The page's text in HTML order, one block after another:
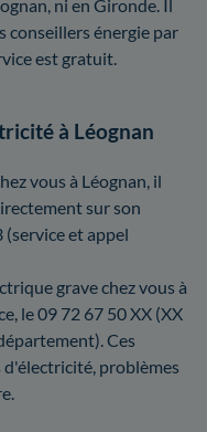
ni en Gironde. Il
conseillers énergie par
est gratuit.
à Léognan
vous à Léognan, il
sur son
(service et appel
grave chez vous à
le 09 72 67 50 XX (XX
Ces
problèmes